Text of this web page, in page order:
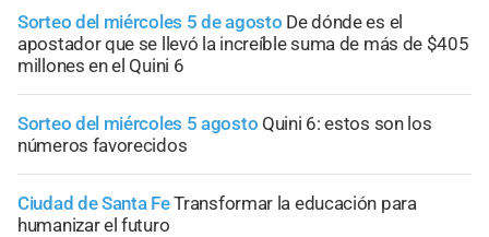
Sorteo del miércoles 5 de agosto De dónde es el
apostador que se llevó la increíble suma de más de $405
millones en el Quini 6
Sorteo del miércoles 5 agosto Quini 6: estos son los
números favorecidos
Ciudad de Santa FeTransformar la educación para
humanizar el futuro